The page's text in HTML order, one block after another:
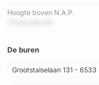
Hoogte boven N.A.P.
De buren
Grootstalselaan 131 - 6533